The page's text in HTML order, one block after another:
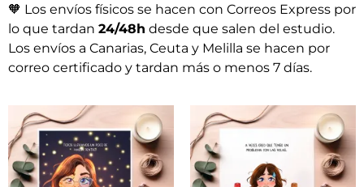
🧡 Los envíos físicos se hacen con Correos Express por
lo que tardan 24/48h desde que salen del estudio.
Los envíos a Canarias, Ceuta y Melilla se hacen por
correo certificado y tardan más o menos 7 días.